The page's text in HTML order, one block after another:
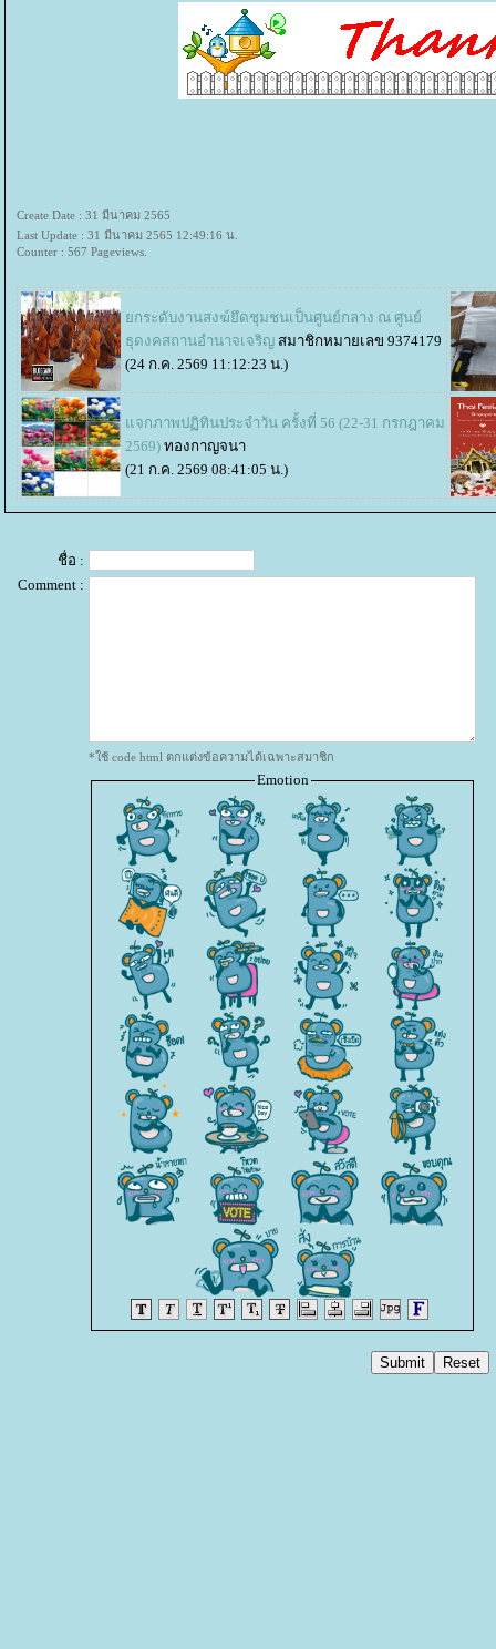
Create Date : 31 มีนาคม 2565
Last Update : 31 มีนาคม 2565 12:49:16 น.
Counter : 567 Pageviews.
กระดับงานสงฆ์ยึดชุมชนเป็นศูนย์กลาง ณ ศูนย์
ธุดงคสถานอำนาจเจริญ สมาชิกหมายเลข 9374179
(24 ก.ค. 2569 11:12:23 น.)
จกภาพปฏิทินประจำวัน ครั้งที่ 56 (22-31 กรกฎาคม
2569) ทองกาญจนา
(21 ก.ค. 2569 08:41:05 น.)
ชื่อ :
Comment :
*ใช้ code html ตกแต่งข้อความได้เฉพาะสมาชิก
Emotion